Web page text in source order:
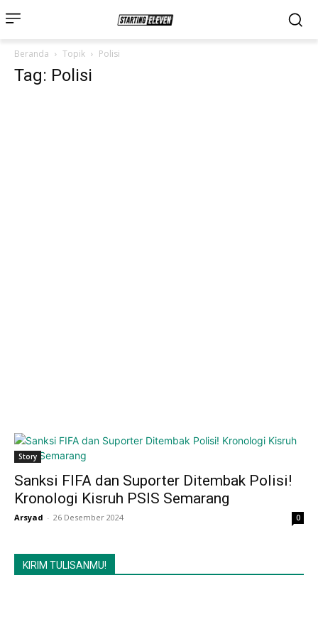
Beranda Topik Polisi
Tag: Polisi
Story
Sanksi FIFA dan Suporter Ditembak Polisi!
Kronologi Kisruh PSIS Semarang
Arsyad - 26 Desember 2024 0
KIRIM TULISANMU!